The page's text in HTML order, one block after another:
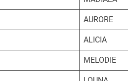
AURORE
ALICIA
MELODIE